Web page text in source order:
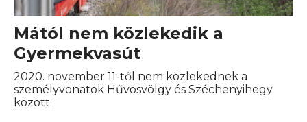
Mától nem közlekedik a
Gyermekvasút
2020. november 11-től nem közlekednek a
személyvonatok Hűvösvölgy és Széchenyihegy
között.